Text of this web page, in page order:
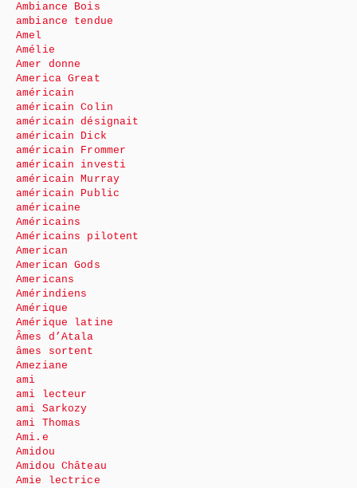
Ambiance Bois
ambiance tendue
Amel
Amélie
Amer donne
America Great
américain
américain Colin
américain désignait
américain Dick
américain Frommer
américain investi
américain Murray
américain Public
américaine
Américains
Américains pilotent
American
American Gods
Americans
Amérindiens
Amérique
Amérique latine
Âmes d’Atala
âmes sortent
Ameziane
ami
ami lecteur
ami Sarkozy
ami Thomas
Ami.e
Amidou
Amidou Château
Amie lectrice